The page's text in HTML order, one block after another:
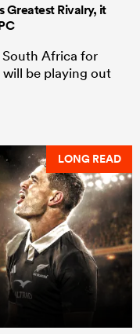
Greatest Rivalry, it
Africa for
will be playing out
LONG READ